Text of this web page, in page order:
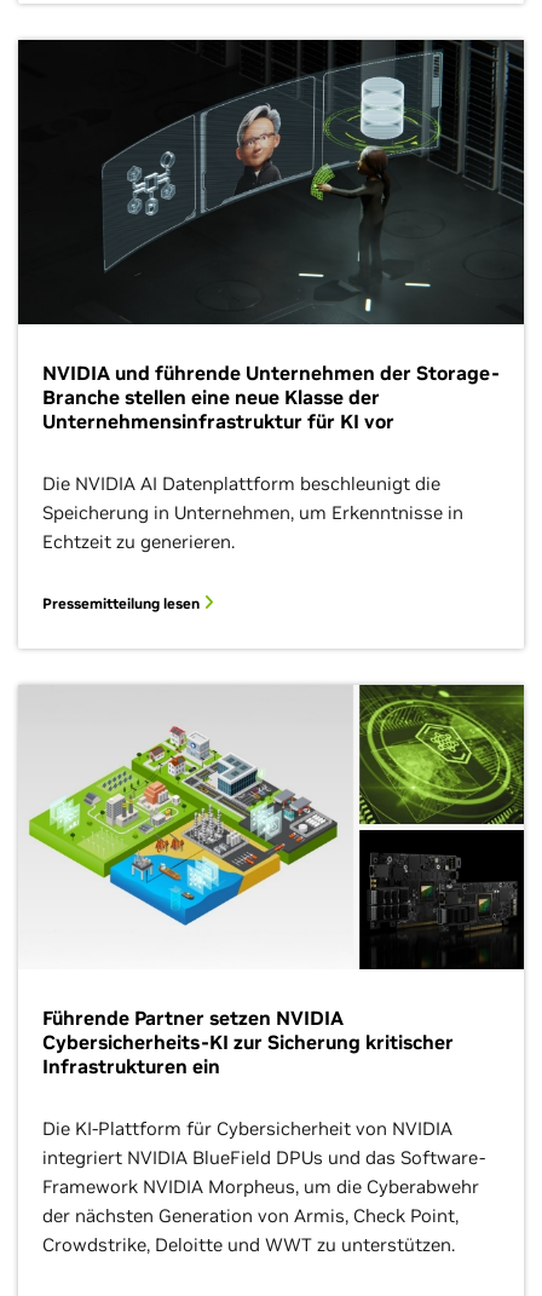
NVIDIA und führende Unternehmen der Storage-
Branche stellen eine neue Klasse der
Unternehmensinfrastruktur für KI vor
Die NVIDIA AI Datenplattform beschleunigt die
Speicherung in Unternehmen, um Erkenntnisse in
Echtzeit zu generieren.
Pressemitteilung lesen
Führende Partner setzen NVIDIA
Cybersicherheits-KI zur Sicherung kritischer
Infrastrukturen ein
Die KI-Plattform für Cybersicherheit von NVIDIA
integriert NVIDIA BlueField DPUs und das Software-
Framework NVIDIA Morpheus, um die Cyberabwehr
der nächsten Generation von Armis, Check Point,
Crowdstrike, Deloitte und WWT zu unterstützen.